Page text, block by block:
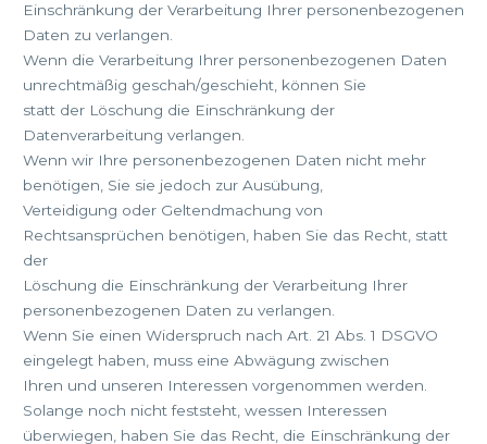
Einschränkung der Verarbeitung Ihrer personenbezogenen
Daten zu verlangen.
Wenn die Verarbeitung Ihrer personenbezogenen Daten
unrechtmäßig geschah/geschieht, können Sie
statt der Löschung die Einschränkung der
Datenverarbeitung verlangen.
Wenn wir Ihre personenbezogenen Daten nicht mehr
benötigen, Sie sie jedoch zur Ausübung,
Verteidigung oder Geltendmachung von
Rechtsansprüchen benötigen, haben Sie das Recht, statt
der
Löschung die Einschränkung der Verarbeitung Ihrer
personenbezogenen Daten zu verlangen.
Wenn Sie einen Widerspruch nach Art. 21 Abs. 1 DSGVO
eingelegt haben, muss eine Abwägung zwischen
Ihren und unseren Interessen vorgenommen werden.
Solange noch nicht feststeht, wessen Interessen
überwiegen, haben Sie das Recht, die Einschränkung der